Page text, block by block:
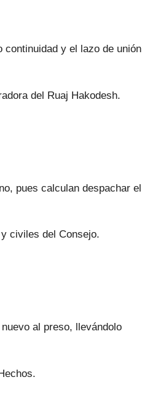
y el lazo de unión
del Ruaj Hakodesh.
pues calculan despachar el
civiles del Consejo.
al preso, llevándolo